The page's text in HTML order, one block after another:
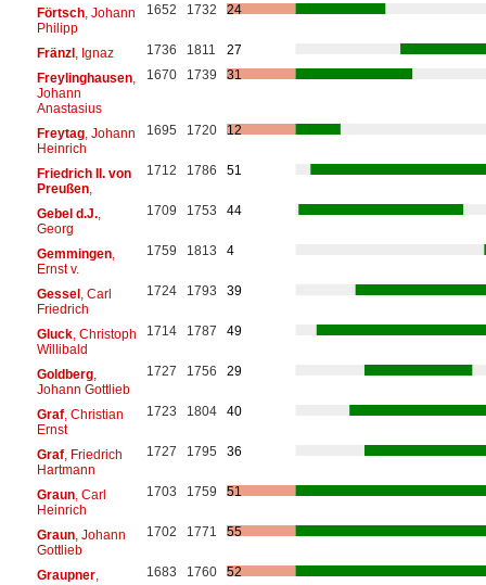
Förtsch, Johann
Philipp
1652 1732 24
Fränzl, Ignaz 1736 1811
27
Freylinghausen,
Johann
Anastasius
1670 1739 31
Freytag, Johann
Heinrich
1695 1720 12
Friedrich II. von
Preußen,
1712 1786 51
Gebel d.J.,
Georg
1709 1753 44
Gemmingen,
Ernst v.
1759 1813 4
Gessel, Carl
Friedrich
1724 1793 39
Gluck, Christoph
Willibald
1714 1787 49
Goldberg,
Johann Gottlieb
1727 1756 29
Graf, Christian
Ernst
1723 1804 40
Graf, Friedrich
Hartmann
1727 1795 36
Graun, Carl
Heinrich
1703 1759 51
Graun, Johann
Gottlieb
1702 1771 55
Graupner,
1683 1760 52